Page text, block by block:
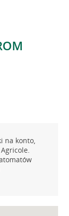
na konto,